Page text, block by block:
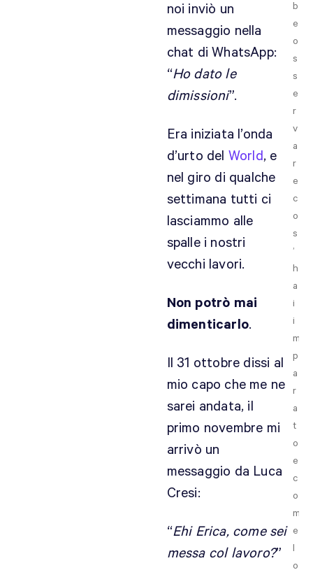
noi inviò un
messaggio nella
chat di WhatsApp:
“Ho dato le
dimissioni”.
Era iniziata l’onda
d’urto del World, e
nel giro di qualche
settimana tutti ci
lasciammo alle
spalle i nostri
vecchi lavori.
Non potrò mai
dimenticarlo.
Il 31 ottobre dissi al
mio capo che me ne
sarei andata, il
primo novembre mi
arrivò un
messaggio da Luca
Cresi:
“Ehi Erica, come sei
messa col lavoro?”
b
e
o
s
s
e
r
v
a
r
e
c
o
s
’
h
a
i
i
m
p
a
r
a
t
o
e
c
o
m
e
o